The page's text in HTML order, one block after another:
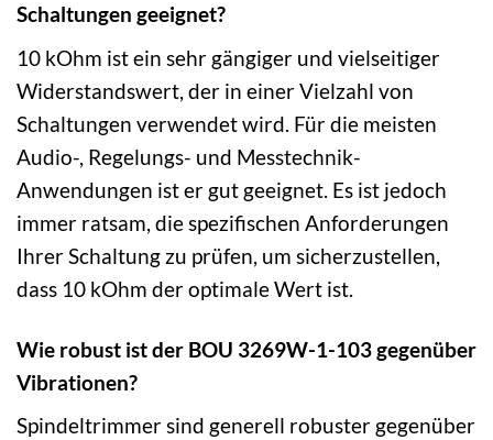
Schaltungen geeignet?
10 kOhm ist ein sehr gängiger und vielseitiger
Widerstandswert, der in einer Vielzahl von
Schaltungen verwendet wird. Für die meisten
Audio-, Regelungs- und Messtechnik-
Anwendungen ist er gut geeignet. Es ist jedoch
immer ratsam, die spezifischen Anforderungen
Ihrer Schaltung zu prüfen, um sicherzustellen,
dass 10 kOhm der optimale Wert ist.
Wie robust ist der BOU 3269W-1-103 gegenüber
Vibrationen?
Spindeltrimmer sind generell robuster gegenüber